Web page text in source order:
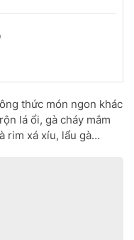
thức món ngon khác
lá ổi, gà cháy mắm
rim xá xíu, lẩu gà…